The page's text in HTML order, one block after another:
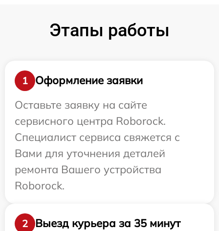
Этапы работы
1
Оформление заявки
Оставьте заявку на сайте
сервисного центра Roborock.
Специалист сервиса свяжется с
Вами для уточнения деталей
ремонта Вашего устройства
Roborock.
2
Выезд курьера за 35 минут